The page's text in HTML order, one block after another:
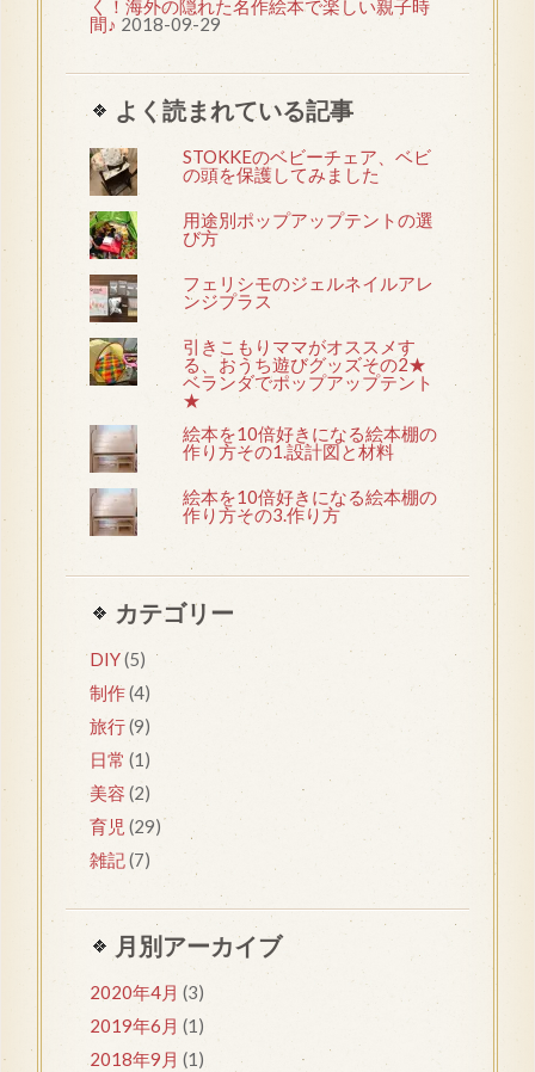
く！海外の隠れた名作絵本で楽しい親子時
間♪ 2018-09-29
よく読まれている記事
STOKKEのベビーチェア、ベビ
の頭を保護してみました
用途別ポップアップテントの選
び方
フェリシモのジェルネイルアレ
ンジプラス
引きこもりママがオススメす
る、おうち遊びグッズその2★
ベランダでポップアップテント
★
絵本を10倍好きになる絵本棚の
作り方その1.設計図と材料
絵本を10倍好きになる絵本棚の
作り方その3.作り方
カテゴリー
DIY(5)
制作(4)
旅行(9)
日常 (1)
美容 (2)
育児 (29)
雑記(7)
月別アーカイブ
2020年4月 (3)
2019年6月 (1)
2018年9月 (1)